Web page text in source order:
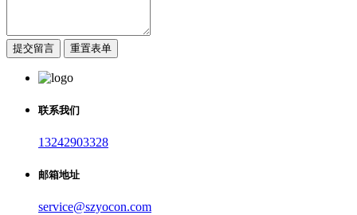
提交留言 重置表单
联系我们
13242903328
邮箱地址
service@szyocon.com